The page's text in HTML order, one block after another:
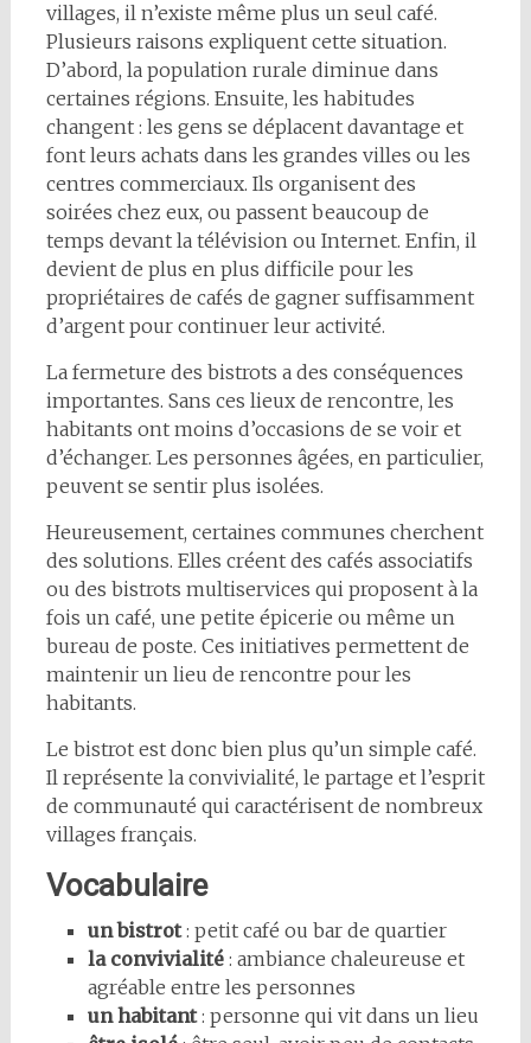
villages, il n’existe même plus un seul café.
Plusieurs raisons expliquent cette situation.
D’abord, la population rurale diminue dans
certaines régions. Ensuite, les habitudes
changent : les gens se déplacent davantage et
font leurs achats dans les grandes villes ou les
centres commerciaux. Ils organisent des
soirées chez eux, ou passent beaucoup de
temps devant la télévision ou Internet. Enfin, il
devient de plus en plus difficile pour les
propriétaires de cafés de gagner suffisamment
d’argent pour continuer leur activité.
La fermeture des bistrots a des conséquences
importantes. Sans ces lieux de rencontre, les
habitants ont moins d’occasions de se voir et
d’échanger. Les personnes âgées, en particulier,
peuvent se sentir plus isolées.
Heureusement, certaines communes cherchent
des solutions. Elles créent des cafés associatifs
ou des bistrots multiservices qui proposent à la
fois un café, une petite épicerie ou même un
bureau de poste. Ces initiatives permettent de
maintenir un lieu de rencontre pour les
habitants.
Le bistrot est donc bien plus qu’un simple café.
Il représente la convivialité, le partage et l’esprit
de communauté qui caractérisent de nombreux
villages français.
Vocabulaire
un bistrot: petit café ou bar de quartier
la convivialité: ambiance chaleureuse et
agréable entre les personnes
un habitant: personne qui vit dans un lieu